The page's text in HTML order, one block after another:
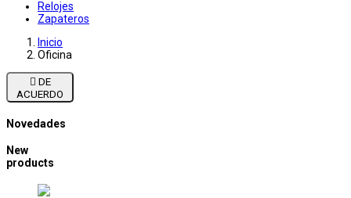
Relojes
Zapateros
Inicio
Oficina

ACUERDO
Novedades
New
products